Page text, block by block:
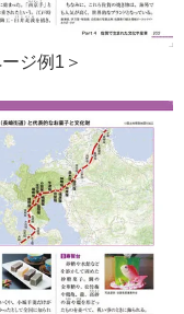
ジ例1＞